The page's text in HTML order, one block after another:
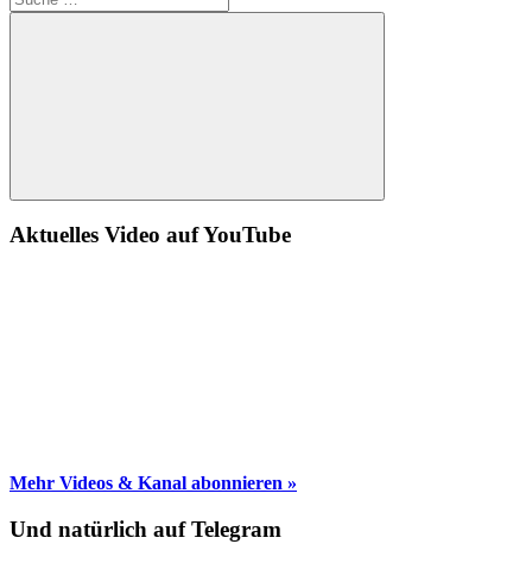
Suche
Aktuelles Video auf YouTube
Mehr Videos & Kanal abonnieren »
Und natürlich auf Telegram